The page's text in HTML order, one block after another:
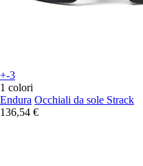
+-3
1 colori
Endura Occhiali da sole Strack
136,54 €